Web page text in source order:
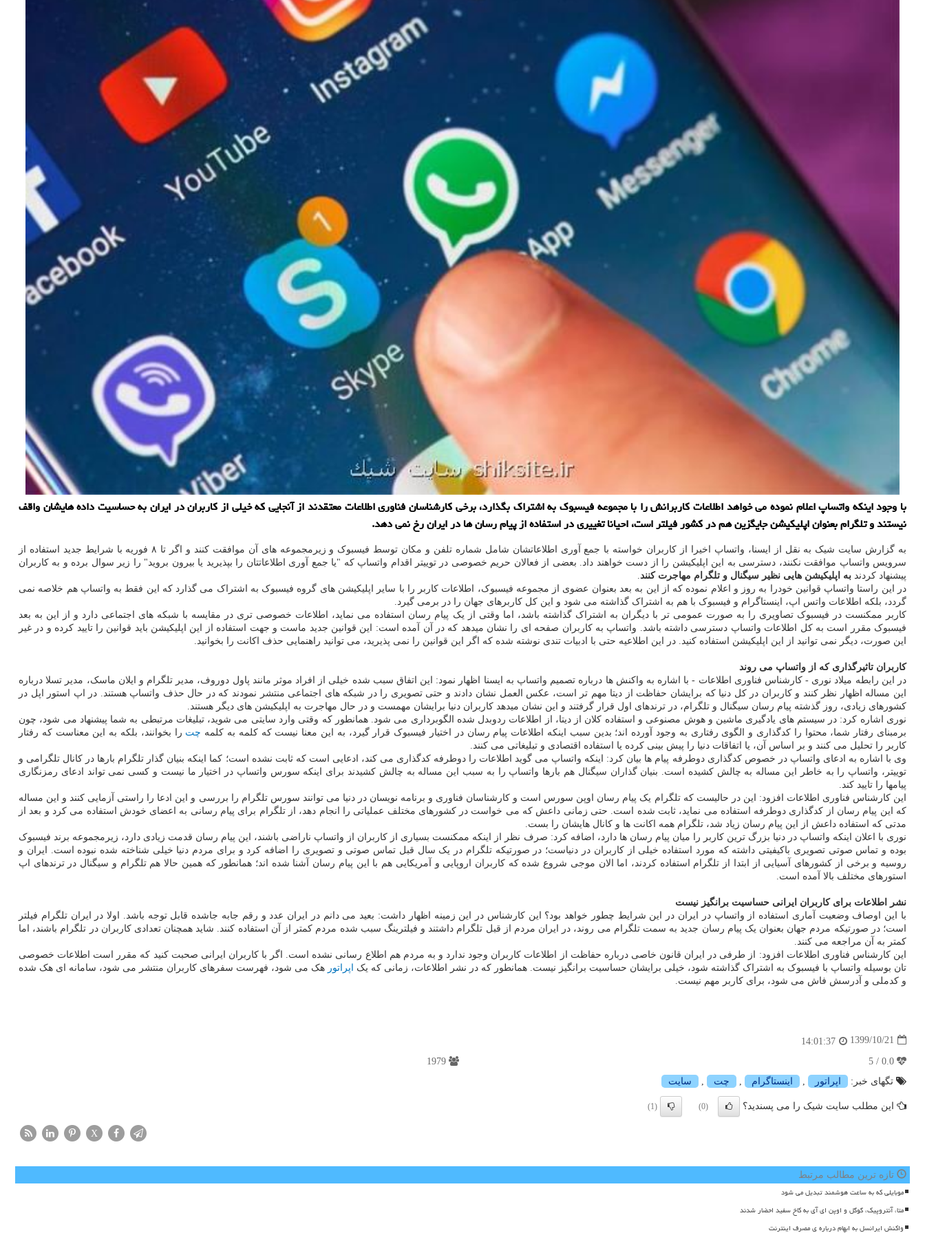
با وجود اینکه واتساپ اعلام نموده می خواهد اطلاعات کاربرانش را با مجموعه فیسبوک به اشتراک بگذارد، برخی کارشناسان فناوری اطلاعات معتقدند از آنجایی که خیلی از کاربران در ایران به حساسیت داده هایشان واقف
نیستند و تلگرام بعنوان اپلیکیشن جایگزین هم در کشور فیلتر است، احیانا تغییری در استفاده از پیام رسان ها در ایران رخ نمی دهد.
به گزارش سایت شیک به نقل از ایسنا، واتساپ اخیرا از کاربران خواسته با جمع آوری اطلاعاتشان شامل شماره تلفن و مکان توسط فیسبوک و زیرمجموعه های آن موافقت کنند و اگر تا ۸ فوریه با شرایط جدید استفاده از
سرویس واتساپ موافقت نکنند، دسترسی به این اپلیکیشن را از دست خواهند داد. بعضی از فعالان حریم خصوصی در توییتر اقدام واتساپ که "یا جمع آوری اطلاعاتتان را بپذیرید یا بیرون بروید" را زیر سوال برده و به کاربران
پیشنهاد کردند به اپلیکیشن هایی نظیر سیگنال و تلگرام مهاجرت کنند.
در این راستا واتساپ قوانین خودرا به روز و اعلام نموده که از این به بعد بعنوان عضوی از مجموعه فیسبوک، اطلاعات کاربر را با سایر اپلیکیشن های گروه فیسبوک به اشتراک می گذارد که این فقط به واتساپ هم خلاصه نمی
گردد، بلکه اطلاعات واتس اپ، اینستاگرام و فیسبوک با هم به اشتراک گذاشته می شود و این کل کاربرهای جهان را در برمی گیرد.
کاربر ممکنست در فیسبوک تصاویری را به صورت عمومی تر با دیگران به اشتراک گذاشته باشد، اما وقتی از یک پیام رسان استفاده می نماید، اطلاعات خصوصی تری در مقایسه با شبکه های اجتماعی دارد و از این به بعد
فیسبوک مقرر است به کل اطلاعات واتساپ دسترسی داشته باشد. واتساپ به کاربران صفحه ای را نشان میدهد که در آن آمده است: این قوانین جدید ماست و جهت استفاده از این اپلیکیشن باید قوانین را تایید کرده و در غیر
این صورت، دیگر نمی توانید از این اپلیکیشن استفاده کنید. در این اطلاعیه حتی با ادبیات تندی نوشته شده که اگر این قوانین را نمی پذیرید، می توانید راهنمایی حذف اکانت را بخوانید.
کاربران تاثیرگذاری که از واتساپ می روند
در این رابطه میلاد نوری - کارشناس فناوری اطلاعات - با اشاره به واکنش ها درباره تصمیم واتساپ به ایسنا اظهار نمود: این اتفاق سبب شده خیلی از افراد موثر مانند پاول دوروف، مدیر تلگرام و ایلان ماسک، مدیر تسلا درباره
این مساله اظهار نظر کنند و کاربران در کل دنیا که برایشان حفاظت از دیتا مهم تر است، عکس العمل نشان دادند و حتی تصویری را در شبکه های اجتماعی منتشر نمودند که در حال حذف واتساپ هستند. در اپ استور اپل در
کشورهای زیادی، روز گذشته پیام رسان سیگنال و تلگرام، در ترندهای اول قرار گرفتند و این نشان میدهد کاربران دنیا برایشان مهمست و در حال مهاجرت به اپلیکیشن های دیگر هستند.
نوری اشاره کرد: در سیستم های یادگیری ماشین و هوش مصنوعی و استفاده کلان از دیتا، از اطلاعات ردوبدل شده الگوبرداری می شود. همانطور که وقتی وارد سایتی می شوید، تبلیغات مرتبطی به شما پیشنهاد می شود، چون
برمبنای رفتار شما، محتوا را کدگذاری و الگوی رفتاری به وجود آورده اند؛ بدین سبب اینکه اطلاعات پیام رسان در اختیار فیسبوک قرار گیرد، به این معنا نیست که کلمه به کلمه چت را بخوانند، بلکه به این معناست که رفتار
کاربر را تحلیل می کنند و بر اساس آن، یا اتفاقات دنیا را پیش بینی کرده یا استفاده اقتصادی و تبلیغاتی می کنند.
وی با اشاره به ادعای واتساپ در خصوص کدگذاری دوطرفه پیام ها بیان کرد: اینکه واتساپ می گوید اطلاعات را دوطرفه کدگذاری می کند، ادعایی است که ثابت نشده است؛ کما اینکه بنیان گذار تلگرام بارها در کانال تلگرامی و
توییتر، واتساپ را به خاطر این مساله به چالش کشیده است. بنیان گذاران سیگنال هم بارها واتساپ را به سبب این مساله به چالش کشیدند برای اینکه سورس واتساپ در اختیار ما نیست و کسی نمی تواند ادعای رمزنگاری
پیامها را تایید کند.
این کارشناس فناوری اطلاعات افزود: این در حالیست که تلگرام یک پیام رسان اوپن سورس است و کارشناسان فناوری و برنامه نویسان در دنیا می توانند سورس تلگرام را بررسی و این ادعا را راستی آزمایی کنند و این مساله
که این پیام رسان از کدگذاری دوطرفه استفاده می نماید، ثابت شده است. حتی زمانی داعش که می خواست در کشورهای مختلف عملیاتی را انجام دهد، از تلگرام برای پیام رسانی به اعضای خودش استفاده می کرد و بعد از
مدتی که استفاده داعش از این پیام رسان زیاد شد، تلگرام همه اکانت ها و کانال هایشان را بست.
نوری با اعلان اینکه واتساپ در دنیا بزرگ ترین کاربر را میان پیام رسان ها دارد، اضافه کرد: صرف نظر از اینکه ممکنست بسیاری از کاربران از واتساپ ناراضی باشند، این پیام رسان قدمت زیادی دارد، زیرمجموعه برند فیسبوک
بوده و تماس صوتی تصویری باکیفیتی داشته که مورد استفاده خیلی از کاربران در دنیاست؛ در صورتیکه تلگرام در یک سال قبل تماس صوتی و تصویری را اضافه کرد و برای مردم دنیا خیلی شناخته شده نبوده است. ایران و
روسیه و برخی از کشورهای آسیایی از ابتدا از تلگرام استفاده کردند، اما الان موجی شروع شده که کاربران اروپایی و آمریکایی هم با این پیام رسان آشنا شده اند؛ همانطور که همین حالا هم تلگرام و سیگنال در ترندهای اپ
استورهای مختلف بالا آمده است.
نشر اطلاعات برای کاربران ایرانی حساسیت برانگیز نیست
با این اوصاف وضعیت آماری استفاده از واتساپ در ایران در این شرایط چطور خواهد بود؟ این کارشناس در این زمینه اظهار داشت: بعید می دانم در ایران عدد و رقم جابه جاشده قابل توجه باشد. اولا در ایران تلگرام فیلتر
است؛ در صورتیکه مردم جهان بعنوان یک پیام رسان جدید به سمت تلگرام می روند، در ایران مردم از قبل تلگرام داشتند و فیلترینگ سبب شده مردم کمتر از آن استفاده کنند. شاید همچنان تعدادی کاربران در تلگرام باشند، اما
کمتر به آن مراجعه می کنند.
این کارشناس فناوری اطلاعات افزود: از طرفی در ایران قانون خاصی درباره حفاظت از اطلاعات کاربران وجود ندارد و به مردم هم اطلاع رسانی نشده است. اگر با کاربران ایرانی صحبت کنید که مقرر است اطلاعات خصوصی
تان بوسیله واتساپ با فیسبوک به اشتراک گذاشته شود، خیلی برایشان حساسیت برانگیز نیست. همانطور که در نشر اطلاعات، زمانی که یک
اپراتور هک می شود، فهرست سفرهای کاربران منتشر می شود، سامانه ای هک شده
و کدملی و آدرسش فاش می شود، برای کاربر مهم نیست.
1399/10/21
14:01:37
تگهای خبر:
اپراتور اینستاگرام چت سایت
این مطلب سایت شیک را می پسندید؟ (0)
(1)
X
تازه ترین مطالب مرتبط
موبایلی که به ساعت هوشمند تبدیل می شود
متا، آنتروپیک، گوگل و اوپن ای آی به کاخ سفید احضار شدند
واکنش ایرانسل به ابهام درباره ی مصرف اینترنت